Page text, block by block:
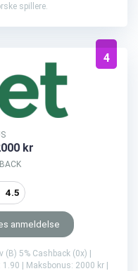
spillere.
4
kr
4.5
anmeldelse
5% Cashback (0x) |
| Maksbonus: 2000 kr |